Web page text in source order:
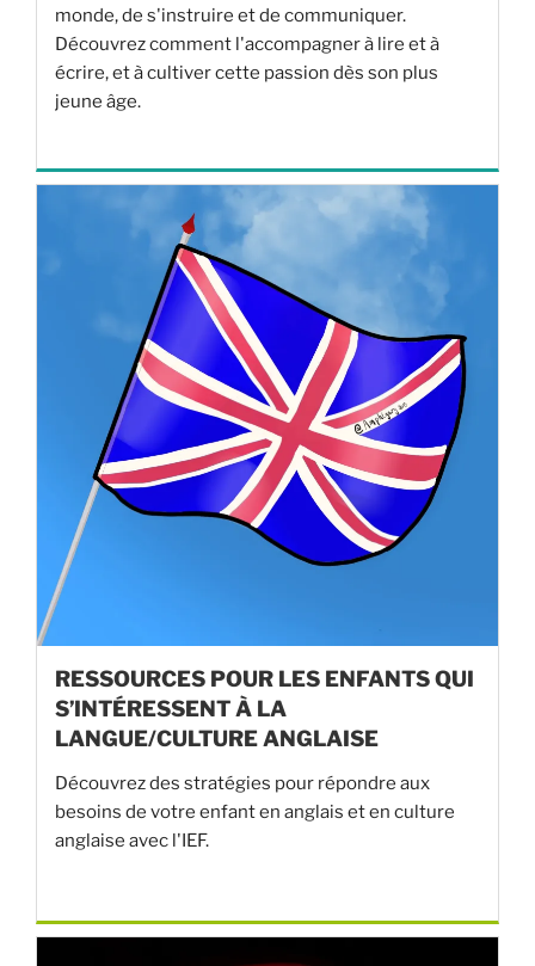
monde, de s'instruire et de communiquer.
Découvrez comment l'accompagner à lire et à
écrire, et à cultiver cette passion dès son plus
jeune âge.
RESSOURCES POUR LES ENFANTS QUI
S’INTÉRESSENT À LA
LANGUE/CULTURE ANGLAISE
Découvrez des stratégies pour répondre aux
besoins de votre enfant en anglais et en culture
anglaise avec l'IEF.